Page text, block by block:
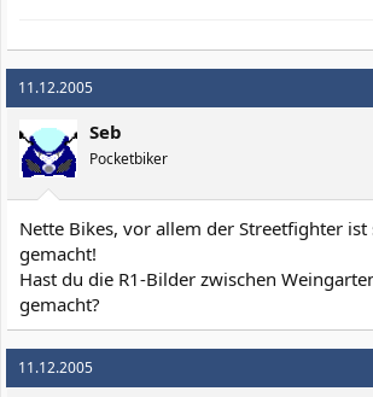
11.12.2005
Seb
Pocketbiker
Nette Bikes, vor allem der Streetfighter ist
gemacht!
Hast du die R1-Bilder zwischen
gemacht?
11.12.2005